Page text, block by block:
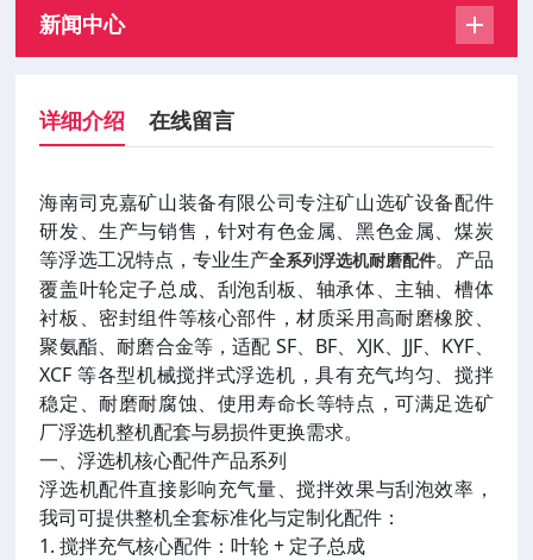
新闻中心
详细介绍 在线留言
海南司克嘉矿山装备有限公司专注矿山选矿设备配件
研发、生产与销售，针对有色金属、黑色金属、煤炭
等浮选工况特点，专业生产全系列浮选机耐磨配件。产品
覆盖叶轮定子总成、刮泡刮板、轴承体、主轴、槽体
衬板、密封组件等核心部件，材质采用高耐磨橡胶、
聚氨酯、耐磨合金等，适配 SF、BF、XJK、JJF、KYF、
XCF 等各型机械搅拌式浮选机，具有充气均匀、搅拌
稳定、耐磨耐腐蚀、使用寿命长等特点，可满足选矿
厂浮选机整机配套与易损件更换需求。
一、浮选机核心配件产品系列
浮选机配件直接影响充气量、搅拌效果与刮泡效率，
我司可提供整机全套标准化与定制化配件：
1. 搅拌充气核心配件：叶轮 + 定子总成